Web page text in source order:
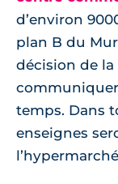
d’environ
plan B du
décision de
temps. Dans
enseignes